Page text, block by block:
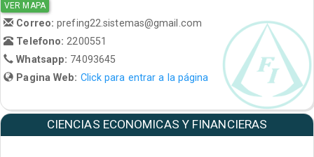
VER MAPA
Correo:prefing22.sistemas@gmail.com
Telefono: 2200551
Whatsapp: 74093645
Pagina Web: Click para entrar a la página
CIENCIAS ECONOMICAS Y FINANCIERAS